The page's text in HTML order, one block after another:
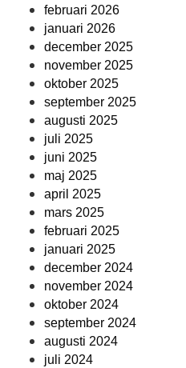
februari 2026
januari 2026
december 2025
november 2025
oktober 2025
september 2025
augusti 2025
juli 2025
juni 2025
maj 2025
april 2025
mars 2025
februari 2025
januari 2025
december 2024
november 2024
oktober 2024
september 2024
augusti 2024
juli 2024